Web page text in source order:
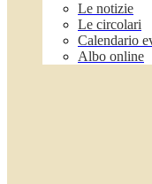
Le notizie
Le circolari
Calendario
Albo online